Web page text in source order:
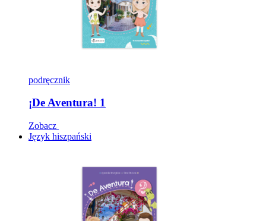
podręcznik
¡De Aventura! 1
Zobacz
Język hiszpański